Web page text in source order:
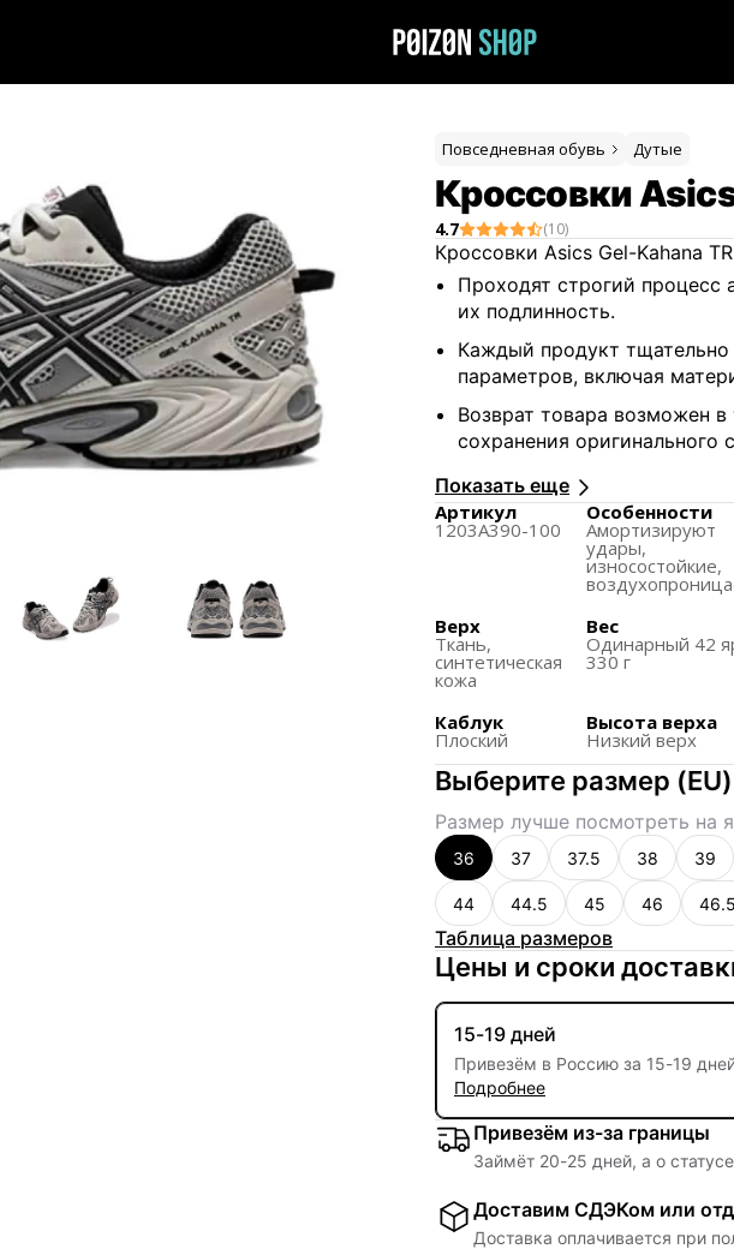
Повседневная обувь Дутые
Кроссовки
4.7 (10)
Кроссовки Asics Gel-Kahana
Проходят строгий процесс
их подлинность.
Каждый продукт тщательно
параметров, включая
Возврат товара возможен
сохранения оригинального
Обмен размера доступен в
использовался и на нем
Оснащены утилитарной
поддержки и стиля.
начиная от носка и
помощью регулируемой
обеспечивает
Оснащены
коллекции.
Предназначены для
непредсказуемым
Показать еще
Артикул
1203A390-100
Особенности
Амортизируют
удары,
износостойкие,
Верх
Ткань,
синтетическая
кожа
Вес
Одинарный 42
330 г
Каблук
Плоский
Высота верха
Низкий верх
Выберите размер (EU)
Размер лучше посмотреть на
36 37 37.5 38 39
44 44.5 45 46
Таблица размеров
Цены и сроки
15-19 дней
Привезём в Россию за 15-19
Подробнее
Привезём из-за границы
Займёт 20-25 дней, а о
Доставим СДЭКом или
Доставка оплачивается при